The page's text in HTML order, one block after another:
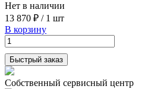
Нет в наличии
13 870 ₽ / 1 шт
В корзину
Быстрый заказ
Собственный сервисный центр